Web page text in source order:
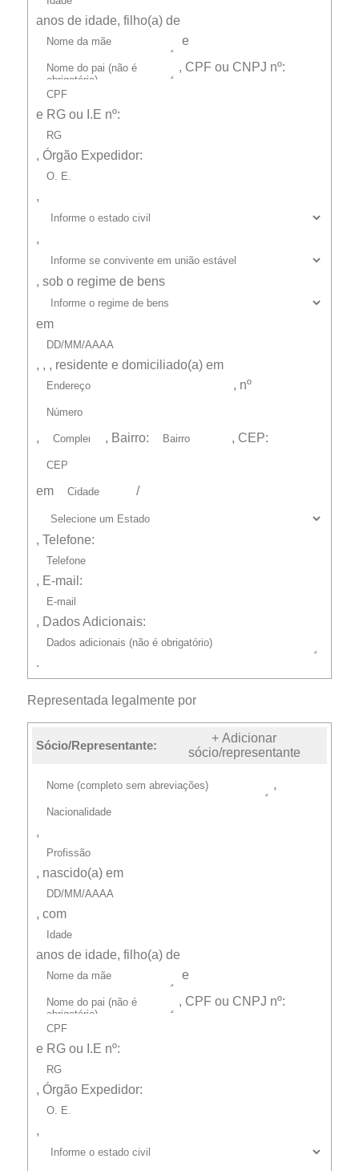
anos de idade, filho(a) de
e
, CPF ou CNPJ nº:
e RG ou I.E nº:
, Órgão Expedidor:
,
,
, sob o regime de bens
em
, , , residente e domiciliado(a) em
, nº
, , Bairro: , CEP:
em /
, Telefone:
, E-mail:
, Dados Adicionais:
.
Representada legalmente por
Sócio/Representante:
+ Adicionar
sócio/representante
,
,
, nascido(a) em
, com
anos de idade, filho(a) de
e
, CPF ou CNPJ nº:
e RG ou I.E nº:
, Órgão Expedidor:
,